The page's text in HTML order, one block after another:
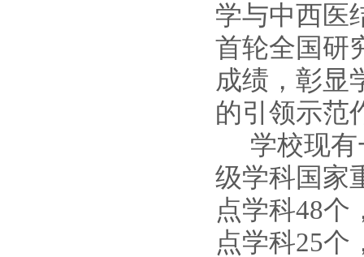
学与中西医
首轮全国研
成绩，彰显
的引领示范
学校现
级学科国家
点学科48个
点学科25个